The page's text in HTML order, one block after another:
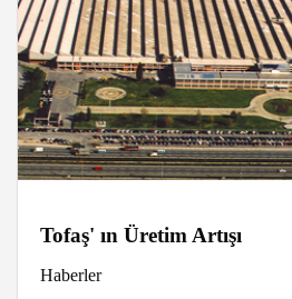
Tofaş' ın Üretim Artışı
Haberler